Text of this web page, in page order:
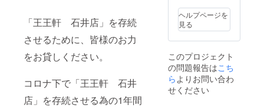
「王王軒 石井店」を存続
させるために、皆様のお力
をお貸しください。
コロナ下で「王王軒 石井
店」を存続させる為の1年間
ヘルプページを
見る
このプロジェクト
の問題報告はこち
らよりお問い合わ
せください